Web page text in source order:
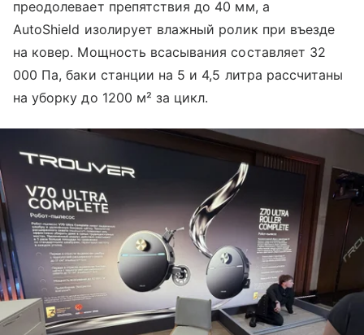
преодолевает препятствия до 40 мм, а
AutoShield изолирует влажный ролик при въезде
на ковер. Мощность всасывания составляет 32
000 Па, баки станции на 5 и 4,5 литра рассчитаны
на уборку до 1200 м² за цикл.